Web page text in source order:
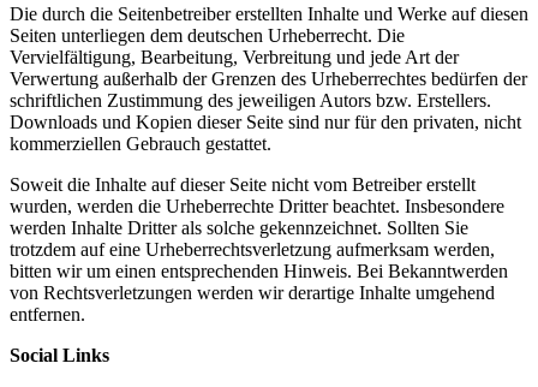
Die durch die Seitenbetreiber erstellten Inhalte und Werke auf diesen
Seiten unterliegen dem deutschen Urheberrecht. Die
Vervielfältigung, Bearbeitung, Verbreitung und jede Art der
Verwertung außerhalb der Grenzen des Urheberrechtes bedürfen der
schriftlichen Zustimmung des jeweiligen Autors bzw. Erstellers.
Downloads und Kopien dieser Seite sind nur für den privaten, nicht
kommerziellen Gebrauch gestattet.
Soweit die Inhalte auf dieser Seite nicht vom Betreiber erstellt
wurden, werden die Urheberrechte Dritter beachtet. Insbesondere
werden Inhalte Dritter als solche gekennzeichnet. Sollten Sie
trotzdem auf eine Urheberrechtsverletzung aufmerksam werden,
bitten wir um einen entsprechenden Hinweis. Bei Bekanntwerden
von Rechtsverletzungen werden wir derartige Inhalte umgehend
entfernen.
Social Links